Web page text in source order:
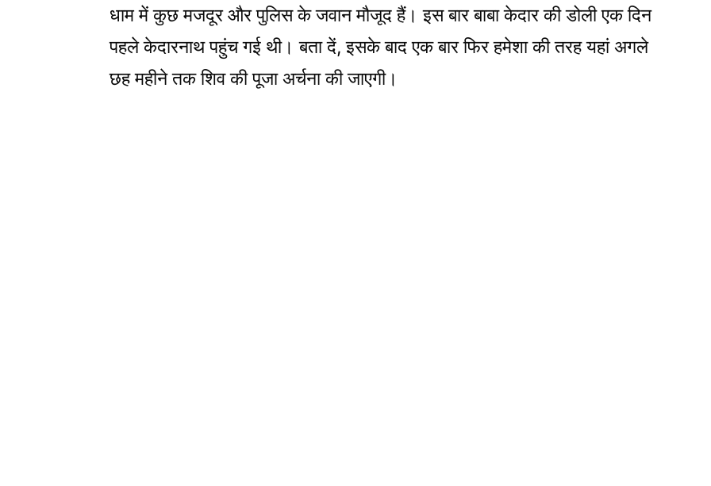
धाम में कुछ मजदूर और पुलिस के जवान मौजूद हैं। इस बार बाबा केदार की डोली एक दिन
पहले केदारनाथ पहुंच गई थी। बता दें, इसके बाद एक बार फिर हमेशा की तरह यहां अगले
छह महीने तक शिव की पूजा अर्चना की जाएगी।